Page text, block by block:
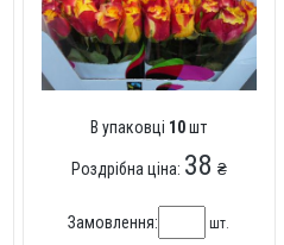
В упаковці 10шт
Роздрібна ціна: 38 ₴
Замовлення: шт.